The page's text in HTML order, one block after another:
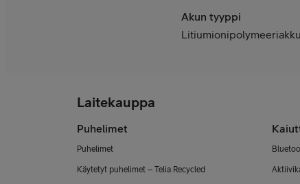
Akun tyyppi
Laitekauppa
Puhelimet
Puhelimet
Käytetyt puhelimet – Telia Recycled